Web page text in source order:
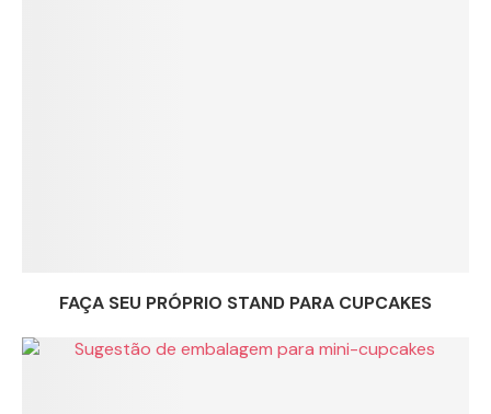
FAÇA SEU PRÓPRIO STAND PARA CUPCAKES